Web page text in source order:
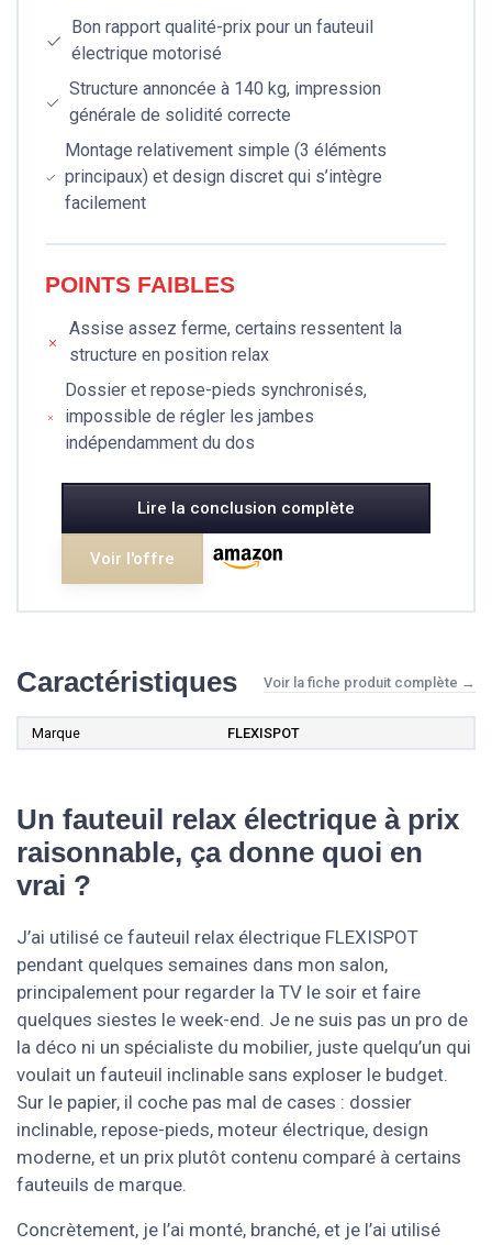
Bon rapport qualité-prix pour un fauteuil
électrique motorisé
Structure annoncée à 140 kg, impression
générale de solidité correcte
Montage relativement simple (3 éléments
principaux) et design discret qui s’intègre
facilement
POINTS FAIBLES
Assise assez ferme, certains ressentent la
structure en position relax
Dossier et repose-pieds synchronisés,
impossible de régler les jambes
indépendamment du dos
Lire la conclusion complète
Voir l'offre
Caractéristiques Voir la fiche produit complète →
Marque ‎FLEXISPOT
Un fauteuil relax électrique à prix
raisonnable, ça donne quoi en
vrai ?
J’ai utilisé ce fauteuil relax électrique FLEXISPOT
pendant quelques semaines dans mon salon,
principalement pour regarder la TV le soir et faire
quelques siestes le week-end. Je ne suis pas un pro de
la déco ni un spécialiste du mobilier, juste quelqu’un qui
voulait un fauteuil inclinable sans exploser le budget.
Sur le papier, il coche pas mal de cases : dossier
inclinable, repose-pieds, moteur électrique, design
moderne, et un prix plutôt contenu comparé à certains
fauteuils de marque.
Concrètement, je l’ai monté, branché, et je l’ai utilisé